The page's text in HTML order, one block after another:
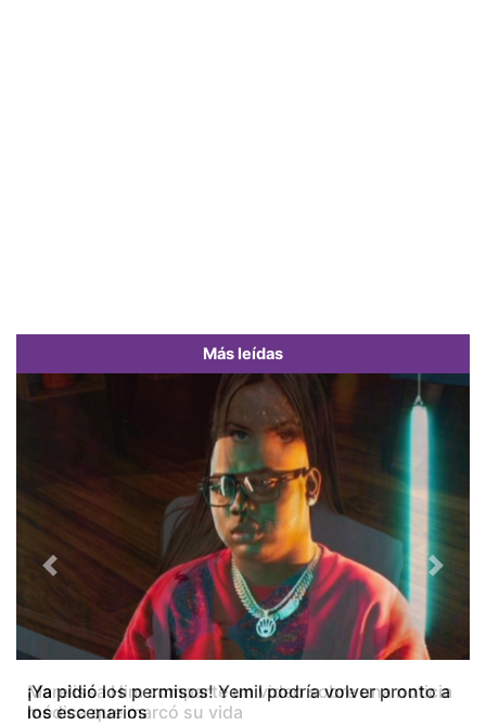
Más leídas
¡Ya pidió los permisos! Yemil podría volver pronto a
los escenarios
Previous Next